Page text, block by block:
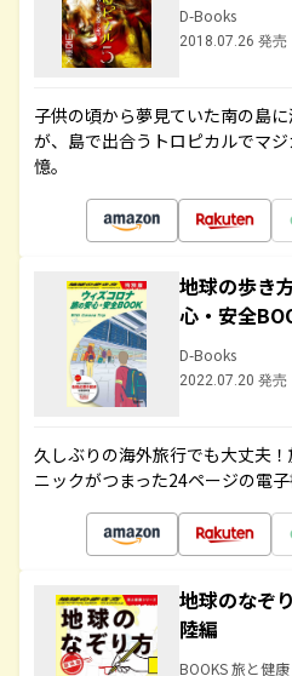
D-Books
2018.07.26 発売
子供の頃から夢見ていた南の島
が、島で出合うトロピカルでマ
憶。
地球の歩き
心・安全
D-Books
2022.07.20 発売
久しぶりの海外旅行でも大丈夫
ニックがつまった24ページの電
地球のな
陸編
BOOKS 旅と健康